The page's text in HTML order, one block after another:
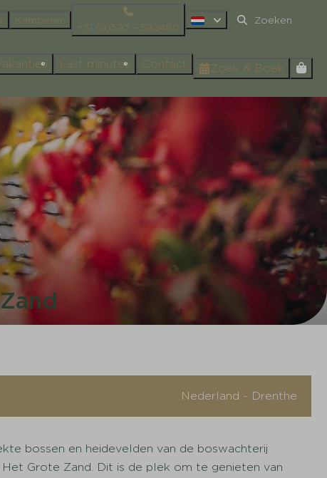
Kamperen
+31 (0)593 – 592480
Last minutes Contact Zoek & Boek
Nederland - Drenthe
bossen en heidevelden van de boswachterij
Grote Zand. Dit is de plek om te genieten van